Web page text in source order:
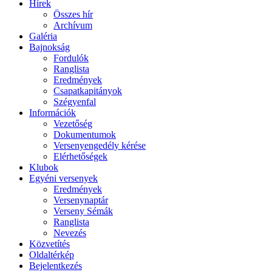
Hírek
Összes hír
Archívum
Galéria
Bajnokság
Fordulók
Ranglista
Eredmények
Csapatkapitányok
Szégyenfal
Információk
Vezetőség
Dokumentumok
Versenyengedély kérése
Elérhetőségek
Klubok
Egyéni versenyek
Eredmények
Versenynaptár
Verseny Sémák
Ranglista
Nevezés
Közvetítés
Oldaltérkép
Bejelentkezés